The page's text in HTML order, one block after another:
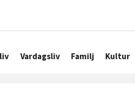
Vardagsliv Familj Kultur